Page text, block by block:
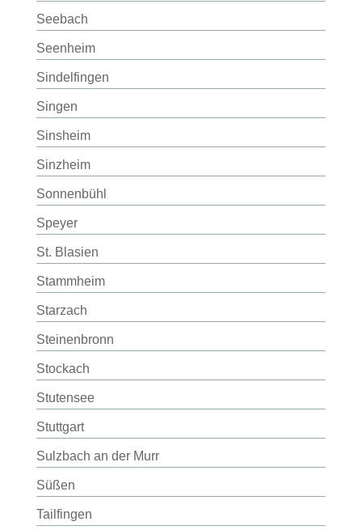
Seebach
Seenheim
Sindelfingen
Singen
Sinsheim
Sinzheim
Sonnenbühl
Speyer
St. Blasien
Stammheim
Starzach
Steinenbronn
Stockach
Stutensee
Stuttgart
Sulzbach an der Murr
Süßen
Tailfingen